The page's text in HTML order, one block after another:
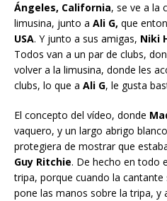
Ángeles, California, se ve a la
limusina, junto a Ali G, que
USA. Y junto a sus amigas, Niki
Todos van a un par de clubs,
volver a la limusina, donde les
clubs, lo que a Ali G, le gusta
El concepto del vídeo, donde
vaquero, y un largo abrigo
protegiera de mostrar que
Guy Ritchie. De hecho en todo
tripa, porque cuando la
pone las manos sobre la tripa, y